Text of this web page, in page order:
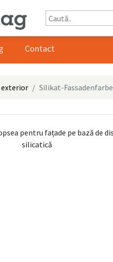
Contact
exterior Silikat-Fassadenfarbe